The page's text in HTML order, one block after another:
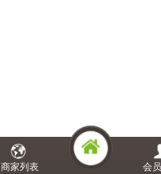
商家列表 会